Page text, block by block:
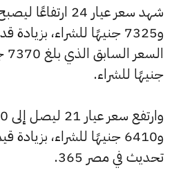
جنيهًا للشراء.
تحديث في مصر 365.